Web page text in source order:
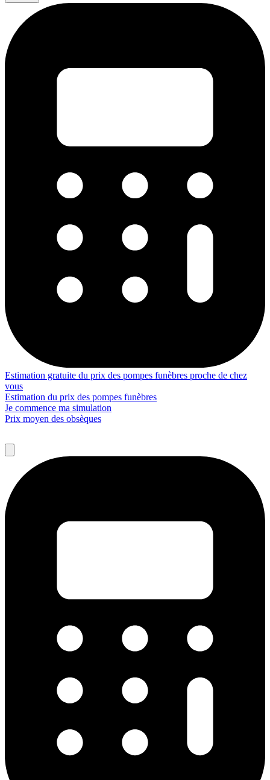
Estimation gratuite du prix des pompes funèbres proche de chez
vous
Estimation du prix des pompes funèbres
Je commence ma simulation
Prix moyen des obsèques